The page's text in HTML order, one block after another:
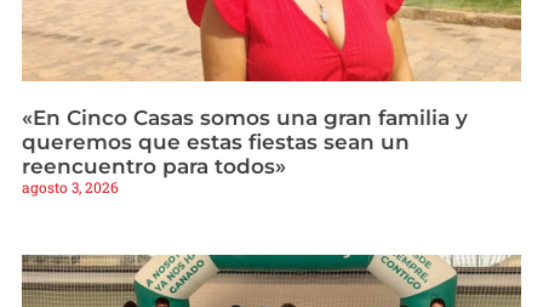
«En Cinco Casas somos una gran familia y
queremos que estas fiestas sean un
reencuentro para todos»
agosto 3, 2026